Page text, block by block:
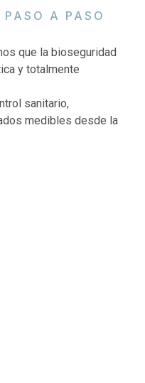
A PASO
que la bioseguridad
y totalmente
sanitario,
medibles desde la